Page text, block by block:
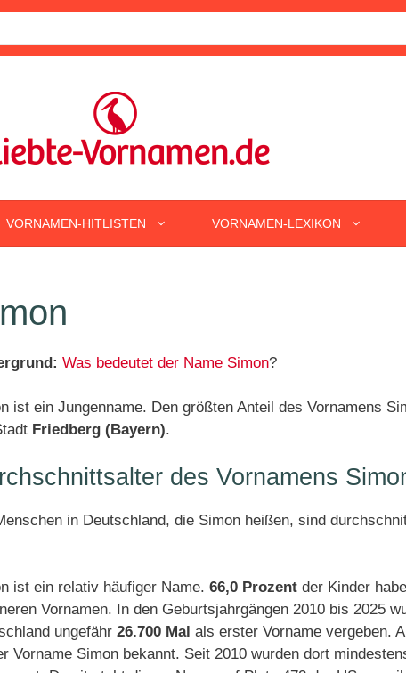
VORNAMEN-HITLISTEN VORNAMEN-LEXIKON
Was bedeutet der Name Simon?
ist ein Jungenname. Den größten Anteil des Vornamens
Friedberg (Bayern).
des Vornamens
in Deutschland, die Simon heißen, sind
ist ein relativ häufiger Name. 66,0 Prozent der Kinder
Vornamen. In den Geburtsjahrgängen 2010 bis 2025
ungefähr 26.700 Mal als erster Vorname vergeben.
Vorname Simon bekannt. Seit 2010 wurden dort